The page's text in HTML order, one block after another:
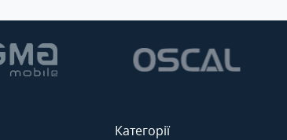
Категорії